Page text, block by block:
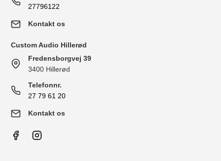
27796122
Kontakt os
Custom Audio Hillerød
Fredensborgvej 39
3400 Hillerød
Telefonnr.
27 79 61 20
Kontakt os